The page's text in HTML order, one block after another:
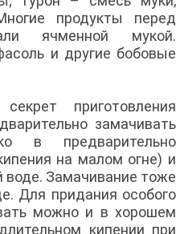
продукты перед
ячменной мукой.
и другие бобовые
приготовления
замачивать
в предварительно
на малом огне) и
воде. Замачивание тоже
Для придания особого
можно и в хорошем
кипении при